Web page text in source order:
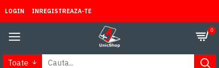
LOGIN INREGISTREAZA-TE
0
Toate